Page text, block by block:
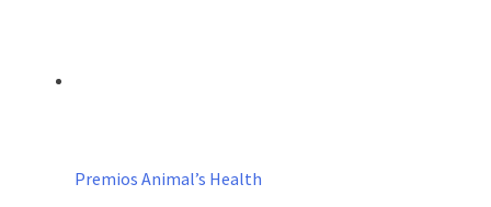
Premios Animal’s Health